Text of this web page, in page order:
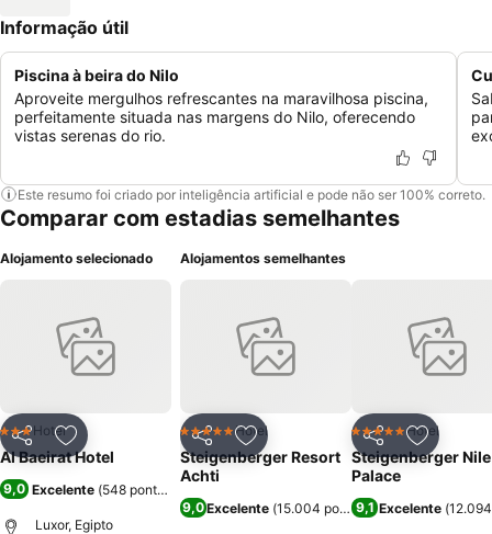
Informação útil
Piscina à beira do Nilo
Aproveite mergulhos refrescantes na maravilhosa piscina,
perfeitamente situada nas margens do Nilo, oferecendo
vistas serenas do rio.
Este resumo foi criado por inteligência artificial e pode não ser 100% correto.
Comparar com estadias semelhantes
Alojamento selecionado
PartilharAdicionar aos favoritos
3 Estrelas
Hotel
Al Baeirat Hotel
9,0 Excelente (548 pontuações
Luxor, Egipto
Alojamentos semelhantes
PartilharAdicionar aos favoritos
5 EstrelasHotel
Steigenberger Resort
Achti
9,0Excelente (15.004 pontuações)
Partilhar
5 EstrelasHotel
Steigenberger Nile
Palace
9,1 Excelente (